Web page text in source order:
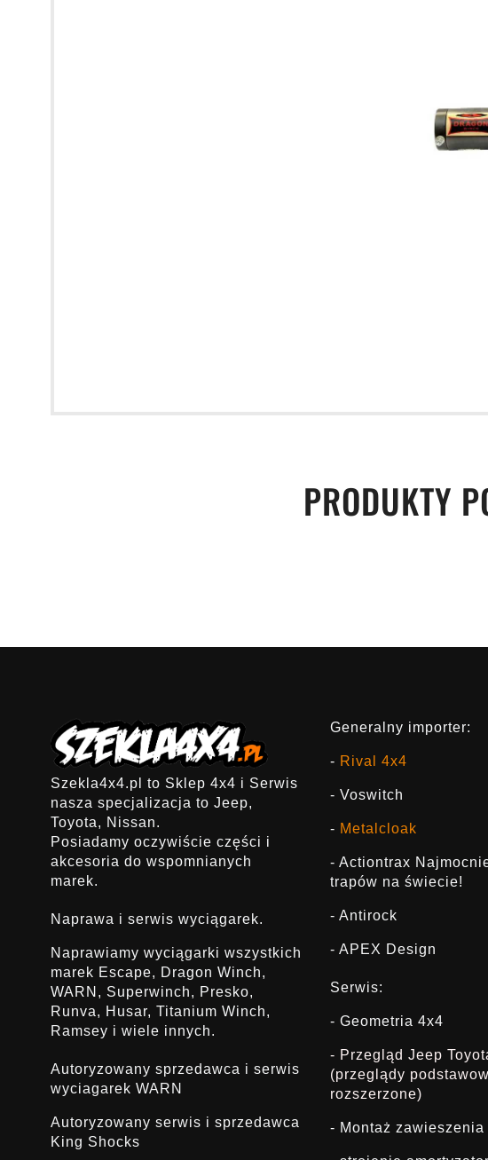
PRODUKTY
Szekla4x4.pl to Sklep 4x4 i Serwis
nasza specjalizacja to Jeep,
Toyota, Nissan.
Posiadamy oczywiście części i
akcesoria do wspomnianych
marek.
Naprawa i serwis wyciągarek.
Naprawiamy wyciągarki wszystkich
marek Escape, Dragon Winch,
WARN, Superwinch, Presko,
Runva, Husar, Titanium Winch,
Ramsey i wiele innych.
Autoryzowany sprzedawca i serwis
wyciagarek WARN
Autoryzowany serwis i sprzedawca
King Shocks
Generalny importer:
- Rival 4x4
- Voswitch
- Metalcloak
- Actiontrax
trapów na świecie!
- Antirock
- APEX Design
Serwis:
- Geometria 4x4
- Przegląd Jeep
(przeglądy
rozszerzone)
- Montaż zawieszenia